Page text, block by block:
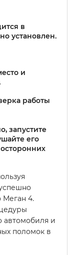
в
установлен.
и
работы
запустите
его
Меган 4.
автомобиля и
поломок в